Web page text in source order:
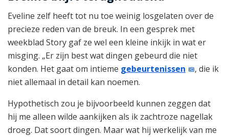
Eveline zelf heeft tot nu toe weinig losgelaten over de
precieze reden van de breuk. In een gesprek met
weekblad Story gaf ze wel een kleine inkijk in wat er
misging. „Er zijn best wat dingen gebeurd die niet
konden. Het gaat om intieme gebeurtenissen
, die ik
niet allemaal in detail kan noemen.
Hypothetisch zou je bijvoorbeeld kunnen zeggen dat
hij me alleen wilde aankijken als ik zachtroze nagellak
droeg. Dat soort dingen. Maar wat hij werkelijk van me